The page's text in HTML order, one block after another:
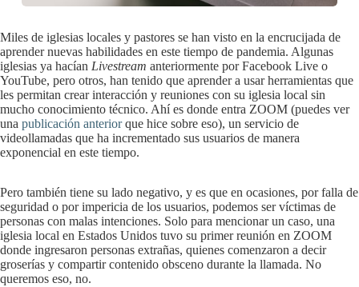
Miles de iglesias locales y pastores se han visto en la encrucijada de
aprender nuevas habilidades en este tiempo de pandemia. Algunas
iglesias ya hacían Livestream anteriormente por Facebook Live o
YouTube, pero otros, han tenido que aprender a usar herramientas que
les permitan crear interacción y reuniones con su iglesia local sin
mucho conocimiento técnico. Ahí es donde entra ZOOM (puedes ver
una publicación anteriorque hice sobre eso), un servicio de
videollamadas que ha incrementado sus usuarios de manera
exponencial en este tiempo.
Pero también tiene su lado negativo, y es que en ocasiones, por falla de
seguridad o por impericia de los usuarios, podemos ser víctimas de
personas con malas intenciones. Solo para mencionar un caso, una
iglesia local en Estados Unidos tuvo su primer reunión en ZOOM
donde ingresaron personas extrañas, quienes comenzaron a decir
groserías y compartir contenido obsceno durante la llamada. No
queremos eso, no.